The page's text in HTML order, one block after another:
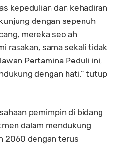
kepedulian dan kehadiran
dengan sepenuh
mereka seolah
rasakan, sama sekali tidak
Pertamina Peduli ini,
dengan hati,” tutup
pemimpin di bidang
dalam mendukung
2060 dengan terus